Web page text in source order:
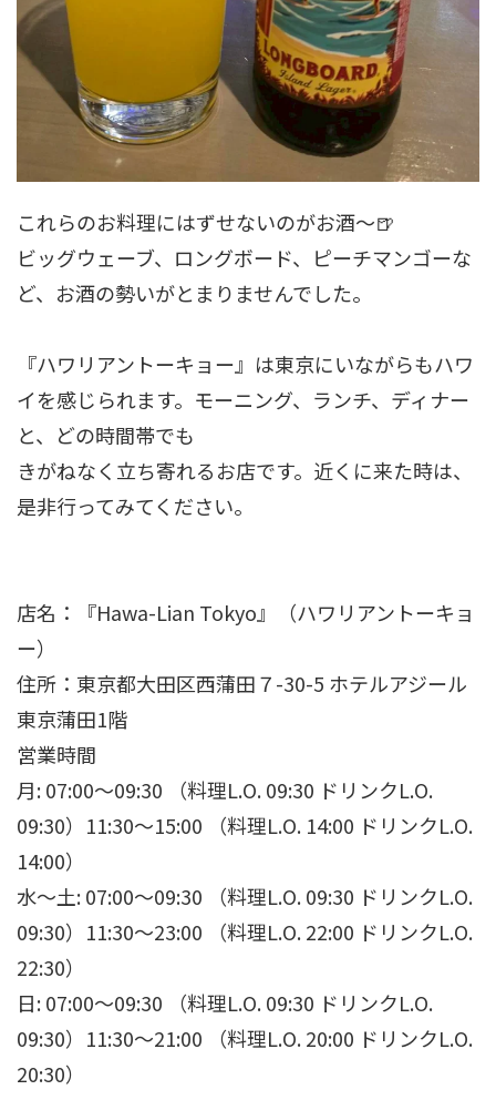
これらのお料理にはずせないのがお酒～🍺
ビッグウェーブ、ロングボード、ピーチマンゴーな
ど、お酒の勢いがとまりませんでした。
『ハワリアントーキョー』は東京にいながらもハワ
イを感じられます。モーニング、ランチ、ディナー
と、どの時間帯でも
きがねなく立ち寄れるお店です。近くに来た時は、
是非行ってみてください。
店名：『Hawa-Lian Tokyo』（ハワリアントーキョ
ー）
住所：東京都大田区西蒲田７-30-5 ホテルアジール
東京蒲田1階
営業時間
月: 07:00～09:30 （料理L.O. 09:30 ドリンクL.O.
09:30）11:30～15:00 （料理L.O. 14:00 ドリンクL.O.
14:00）
水～土: 07:00～09:30 （料理L.O. 09:30 ドリンクL.O.
09:30）11:30～23:00 （料理L.O. 22:00 ドリンクL.O.
22:30）
日: 07:00～09:30 （料理L.O. 09:30 ドリンクL.O.
09:30）11:30～21:00 （料理L.O. 20:00 ドリンクL.O.
20:30）